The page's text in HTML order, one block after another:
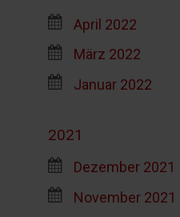
April 2022
März 2022
Januar 2022
2021
Dezember 2021
November 2021